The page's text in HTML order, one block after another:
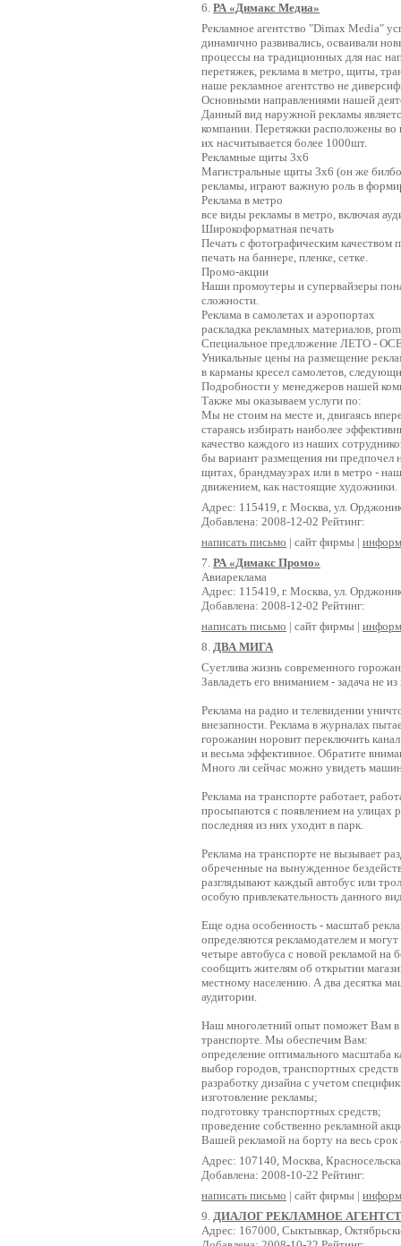
6. РА «Димакс Медиа»
Рекламное агентство "Dimax Media"
динамично развивались, осваивали
процессы на традиционных для нас
перетяжек, реклама в метро, щиты,
наше рекламное агентство не
Основными направлениями нашей
Данный вид наружной рекламы
компании. Перетяжки расположены во
их насчитывается более 1000шт.
Рекламные щиты 3х6
Магистральные щиты 3х6 (он же
рекламы, играют важную роль в
Реклама в метро
все виды рекламы в метро, включая
Широкоформатная печать
Печать с фотографическим
печать на баннере, пленке, сетке.
Промо-акции
Наши промоутеры и супервайзеры
сложности.
Реклама в самолетах и аэропортах
раскладка рекламных материалов,
Специальное предложение ЛЕТО -
Уникальные цены на размещение
в карманы кресел самолетов,
Подробности у менеджеров нашей
Также мы оказываем услуги по:
Мы не стоим на месте и, двигаясь
стараясь избирать наиболее
качество каждого из наших
бы вариант размещения ни предпочел
щитах, брандмауэрах или в метро -
движением, как настоящие художники.
Адрес: 115419, г. Москва, ул.
Добавлена: 2008-12-02 Рейтинг:
написать письмо | сайт фирмы |
7. РА «Димакс Промо»
Авиареклама
Адрес: 115419, г. Москва, ул.
Добавлена: 2008-12-02 Рейтинг:
написать письмо | сайт фирмы |
8. ДВА МИГА
Суетлива жизнь современного
Завладеть его вниманием - задача не
Реклама на радио и телевидении
внезапности. Реклама в журналах
горожанин норовит переключить
и весьма эффективное. Обратите
Много ли сейчас можно увидеть
Реклама на транспорте работает,
просыпаются с появлением на улицах
последняя из них уходит в парк.
Реклама на транспорте не вызывает
обреченные на вынужденное
разглядывают каждый автобус или
особую привлекательность данного
Еще одна особенность - масштаб
определяются рекламодателем и
четыре автобуса с новой рекламой на
сообщить жителям об открытии
местному населению. А два десятка
аудитории.
Наш многолетний опыт поможет Вам в
транспорте. Мы обеспечим Вам:
определение оптимального масштаба
выбор городов, транспортных
разработку дизайна с учетом
изготовление рекламы;
подготовку транспортных средств;
проведение собственно рекламной
Вашей рекламой на борту на весь срок
Адрес: 107140, Москва,
Добавлена: 2008-10-22 Рейтинг:
написать письмо | сайт фирмы |
9. ДИАЛОГ РЕКЛАМНОЕ
Адрес: 167000, Сыктывкар,